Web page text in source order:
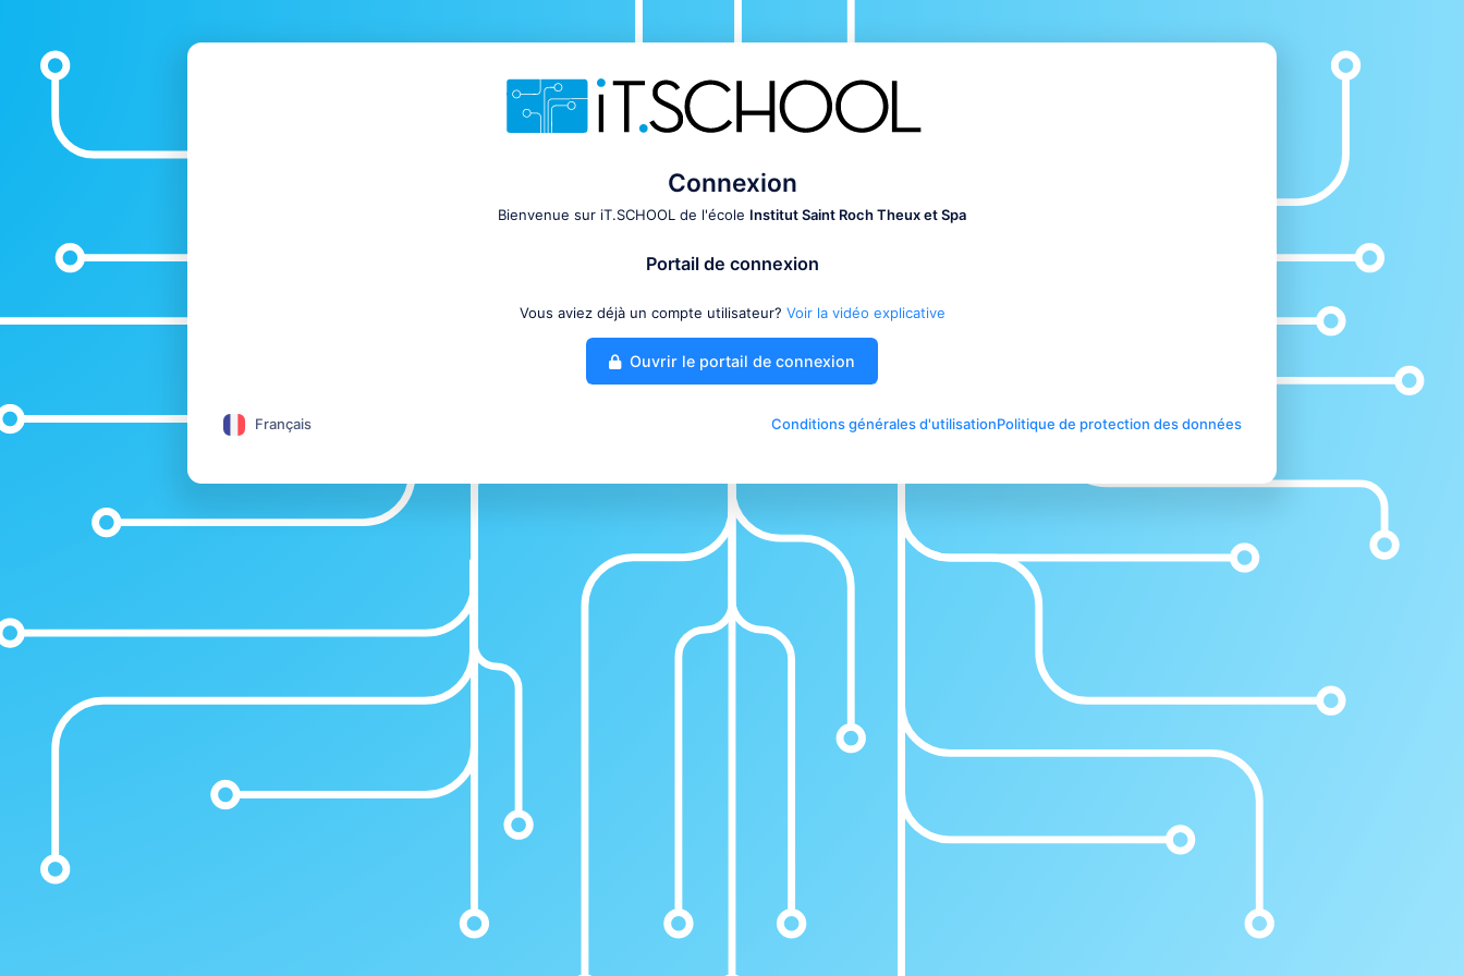
Connexion
Bienvenue sur iT.SCHOOL de l'école Institut Saint Roch Theux et Spa
Portail de connexion
Vous aviez déjà un compte utilisateur? Voir la vidéo explicative
Ouvrir le portail de connexion
Français Conditions générales d'utilisationPolitique de protection des données